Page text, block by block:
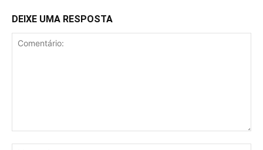
DEIXE UMA RESPOSTA